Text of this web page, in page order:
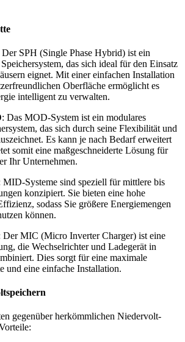
Der SPH (Single Phase Hybrid) ist ein
das sich ideal für den Einsatz
eignet. Mit einer einfachen Installation
Oberfläche ermöglicht es
intelligent zu verwalten.
: Das MOD-System ist ein modulares
das sich durch seine Flexibilität und
Es kann je nach Bedarf erweitert
somit eine maßgeschneiderte Lösung für
Ihr Unternehmen.
MID-Systeme sind speziell für mittlere bis
konzipiert. Sie bieten eine hohe
sodass Sie größere Energiemengen
können.
Der MIC (Micro Inverter Charger) ist eine
die Wechselrichter und Ladegerät in
Dies sorgt für eine maximale
und eine einfache Installation.
gegenüber herkömmlichen Niedervolt-